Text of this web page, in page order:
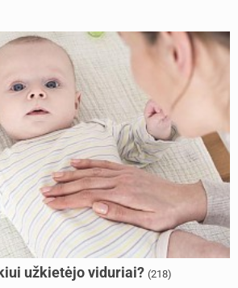
užkietėjo viduriai? (218)